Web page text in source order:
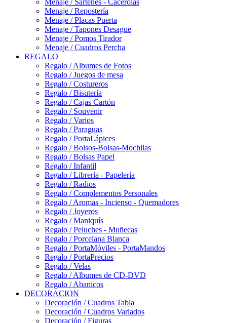
Menaje / Sartenes - Cacerolas
Menaje / Repostería
Menaje / Placas Puerta
Menaje / Tapones Desague
Menaje / Pomos Tirador
Menaje / Cuadros Percha
REGALO
Regalo / Albumes de Fotos
Regalo / Juegos de mesa
Regalo / Costureros
Regalo / Bisutería
Regalo / Cajas Cartón
Regalo / Souvenir
Regalo / Varios
Regalo / Paraguas
Regalo / PortaLápices
Regalo / Bolsos-Bolsas-Mochilas
Regalo / Bolsas Papel
Regalo / Infantil
Regalo / Librería - Papelería
Regalo / Radios
Regalo / Complementos Personales
Regalo / Aromas - Incienso - Quemadores
Regalo / Joyeros
Regalo / Maniquís
Regalo / Peluches - Muñecas
Regalo / Porcelana Blanca
Regalo / PortaMóviles - PortaMandos
Regalo / PortaPrecios
Regalo / Velas
Regalo / Albumes de CD-DVD
Regalo / Abanicos
DECORACION
Decoración / Cuadros Tabla
Decoración / Cuadros Variados
Decoración / Figuras